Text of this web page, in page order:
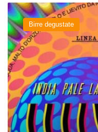
Huxley
del
Birrificio
Italiano
Birre degustate